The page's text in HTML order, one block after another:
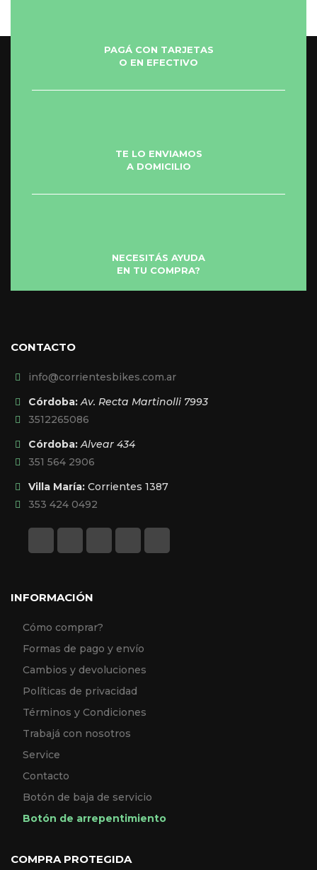
PAGÁ CON TARJETAS
O EN EFECTIVO
TE LO ENVIAMOS
A DOMICILIO
NECESITÁS AYUDA
EN TU COMPRA?
CONTACTO
info@corrientesbikes.com.ar
Córdoba:Av. Recta Martinolli 7993
3512265086
Córdoba:Alvear 434
351 564 2906
Villa María: Corrientes 1387
353 424 0492
INFORMACIÓN
Cómo comprar?
Formas de pago y envío
Cambios y devoluciones
Políticas de privacidad
Términos y Condiciones
Trabajá con nosotros
Service
Contacto
Botón de baja de servicio
Botón de arrepentimiento
COMPRA PROTEGIDA